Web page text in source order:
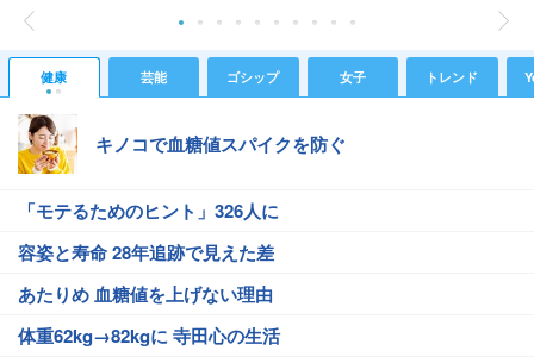
健康 芸能 ゴシップ 女子 トレンド
キノコで血糖値スパイクを防ぐ
「モテるためのヒント」326人に
容姿と寿命 28年追跡で見えた差
あたりめ 血糖値を上げない理由
体重62kg→82kgに 寺田心の生活